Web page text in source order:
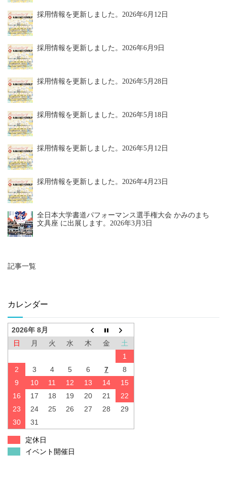
採用情報を更新しました。 2026年6月12日
採用情報を更新しました。 2026年6月9日
採用情報を更新しました。 2026年5月28日
採用情報を更新しました。 2026年5月18日
採用情報を更新しました。 2026年5月12日
採用情報を更新しました。 2026年4月23日
全日本大学書道パフォーマンス選手権大会 かみのまち
文具座 に出展します。 2026年3月3日
記事一覧
カレンダー
2026年 8月
日
月 火 水 木 金
土
1
2
3 4 5 6 7
8
9
10 11 12 13 14
15
16
17 18 19 20 21
22
23
24 25 26 27 28
29
30
31
定休日
イベント開催日